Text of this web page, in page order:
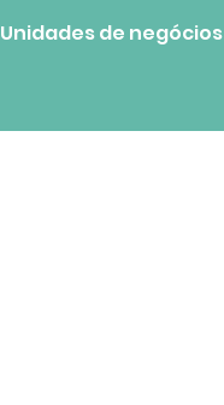
Unidades de negócios